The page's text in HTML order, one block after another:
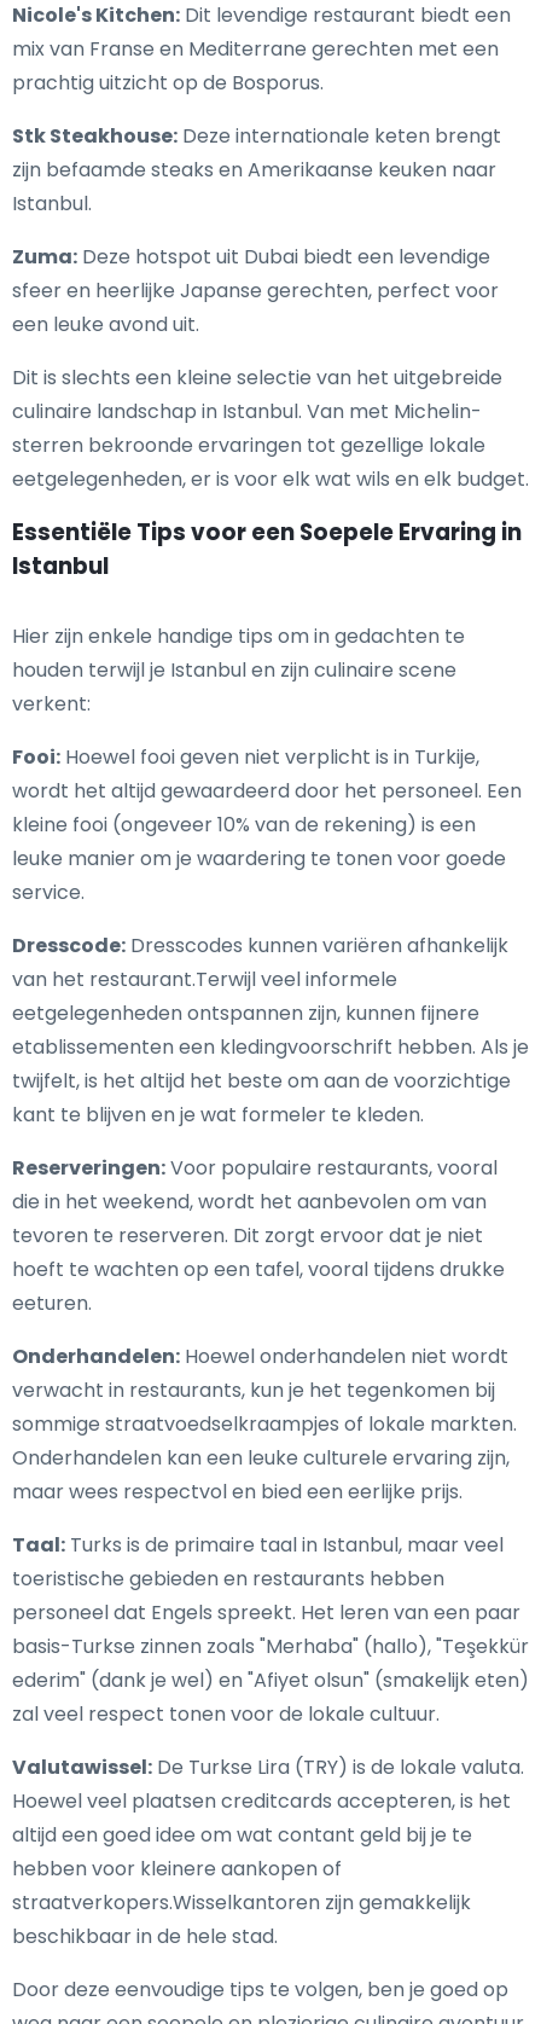
Nicole's Kitchen: Dit levendige restaurant biedt een
mix van Franse en Mediterrane gerechten met een
prachtig uitzicht op de Bosporus.
Stk Steakhouse: Deze internationale keten brengt
zijn befaamde steaks en Amerikaanse keuken naar
Istanbul.
Zuma: Deze hotspot uit Dubai biedt een levendige
sfeer en heerlijke Japanse gerechten, perfect voor
een leuke avond uit.
Dit is slechts een kleine selectie van het uitgebreide
culinaire landschap in Istanbul. Van met Michelin-
sterren bekroonde ervaringen tot gezellige lokale
eetgelegenheden, er is voor elk wat wils en elk budget.
Essentiële Tips voor een Soepele Ervaring in
Istanbul
Hier zijn enkele handige tips om in gedachten te
houden terwijl je Istanbul en zijn culinaire scene
verkent:
Fooi: Hoewel fooi geven niet verplicht is in Turkije,
wordt het altijd gewaardeerd door het personeel. Een
kleine fooi (ongeveer 10% van de rekening) is een
leuke manier om je waardering te tonen voor goede
service.
Dresscode: Dresscodes kunnen variëren afhankelijk
van het restaurant.Terwijl veel informele
eetgelegenheden ontspannen zijn, kunnen fijnere
etablissementen een kledingvoorschrift hebben. Als je
twijfelt, is het altijd het beste om aan de voorzichtige
kant te blijven en je wat formeler te kleden.
Reserveringen:Voor populaire restaurants, vooral
die in het weekend, wordt het aanbevolen om van
tevoren te reserveren. Dit zorgt ervoor dat je niet
hoeft te wachten op een tafel, vooral tijdens drukke
eeturen.
Onderhandelen: Hoewel onderhandelen niet wordt
verwacht in restaurants, kun je het tegenkomen bij
sommige straatvoedselkraampjes of lokale markten.
Onderhandelen kan een leuke culturele ervaring zijn,
maar wees respectvol en bied een eerlijke prijs.
Taal: Turks is de primaire taal in Istanbul, maar veel
toeristische gebieden en restaurants hebben
personeel dat Engels spreekt. Het leren van een paar
basis-Turkse zinnen zoals "Merhaba" (hallo), "Teşekkür
ederim" (dank je wel) en "Afiyet olsun" (smakelijk eten)
zal veel respect tonen voor de lokale cultuur.
Valutawissel: De Turkse Lira (TRY) is de lokale valuta.
Hoewel veel plaatsen creditcards accepteren, is het
altijd een goed idee om wat contant geld bij je te
hebben voor kleinere aankopen of
straatverkopers.Wisselkantoren zijn gemakkelijk
beschikbaar in de hele stad.
Door deze eenvoudige tips te volgen, ben je goed op